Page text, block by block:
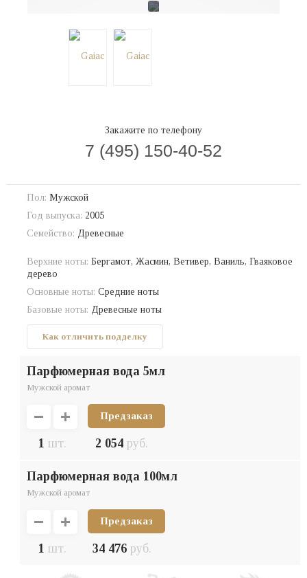
Закажите по телефону
7 (495) 150-40-52
Как отличить подделку
Пол: Мужской
Год выпуска: 2005
Семейство: Древесные
Верхние ноты: Бергамот, Жасмин, Ветивер, Ваниль, Гваяковое
дерево
Основные ноты: Средние ноты
Базовые ноты: Древесные ноты
парфюмерная вода 5мл
Мужской аромат
1 шт.
Предзаказ
2 054 руб.
парфюмерная вода 100мл
Мужской аромат
1 шт.
Предзаказ
34 476 руб.